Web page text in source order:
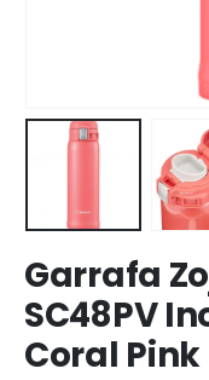
Garrafa
SC48PV
Coral Pink